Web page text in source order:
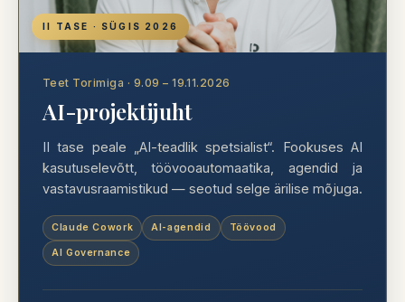
II TASE · SÜGIS 2026
Teet Torimiga · 9.09 – 19.11.2026
AI-projektijuht
II tase peale „AI-teadlik spetsialist“. Fookuses AI
kasutuselevõtt, töövooautomaatika, agendid ja
vastavusraamistikud — seotud selge ärilise mõjuga.
Claude Cowork AI-agendid Töövood
AI Governance